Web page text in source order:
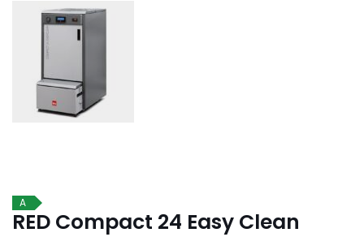
A
RED Compact 24 Easy Clean